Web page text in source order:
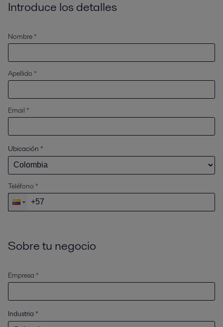
Introduce los detalles
Nombre *
Apellido *
Email *
Ubicación *
Teléfono *
Sobre tu negocio
Empresa *
Industria *